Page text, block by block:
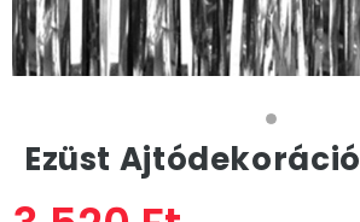
Ezüst Ajtódekoráció